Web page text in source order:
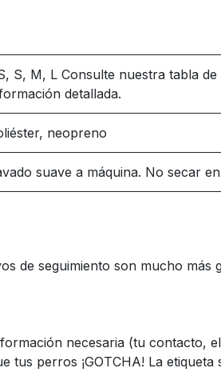
S, M, L Consulte nuestra tabla
detallada.
neopreno
suave a máquina. No secar
de seguimiento son mucho más
necesaria (tu contacto,
perros ¡GOTCHA! La